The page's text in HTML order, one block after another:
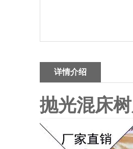
详情介绍
抛光混床